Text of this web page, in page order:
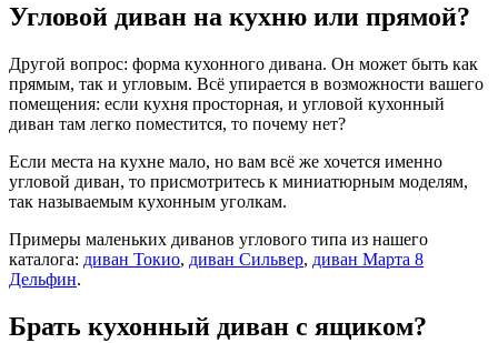
Угловой диван на кухню или прямой?
Другой вопрос: форма кухонного дивана. Он может быть как
прямым, так и угловым. Всё упирается в возможности вашего
помещения: если кухня просторная, и угловой кухонный
диван там легко поместится, то почему нет?
Если места на кухне мало, но вам всё же хочется именно
угловой диван, то присмотритесь к миниатюрным моделям,
так называемым кухонным уголкам.
Примеры маленьких диванов углового типа из нашего
каталога: диван Токио, диван Сильвер, диван Марта 8
Дельфин.
Брать кухонный диван с ящиком?